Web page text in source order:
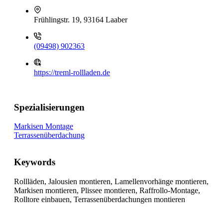
Frühlingstr. 19, 93164 Laaber
(09498) 902363
https://treml-rollladen.de
Spezialisierungen
Markisen Montage
Terrassenüberdachung
Keywords
Rollläden, Jalousien montieren, Lamellenvorhänge montieren,
Markisen montieren, Plissee montieren, Raffrollo-Montage,
Rolltore einbauen, Terrassenüberdachungen montieren